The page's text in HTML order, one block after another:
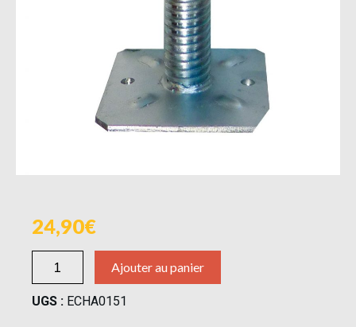
24,90
Ajouter au panier
UGS : ECHA0151